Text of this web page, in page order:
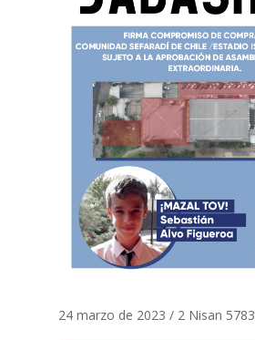
24 marzo de 2023 / 2 Nisan 5783